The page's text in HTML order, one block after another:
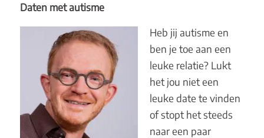
Daten metautisme
Heb jij autisme en
ben je toe aan een
leuke relatie? Lukt
het jou niet een
leuke date te vinden
of stopt het steeds
naar een paar